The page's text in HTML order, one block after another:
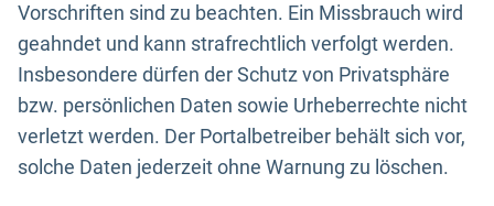
Vorschriften sind zu beachten. Ein Missbrauch wird
geahndet und kann strafrechtlich verfolgt werden.
Insbesondere dürfen der Schutz von Privatsphäre
bzw. persönlichen Daten sowie Urheberrechte nicht
verletzt werden. Der Portalbetreiber behält sich vor,
solche Daten jederzeit ohne Warnung zu löschen.